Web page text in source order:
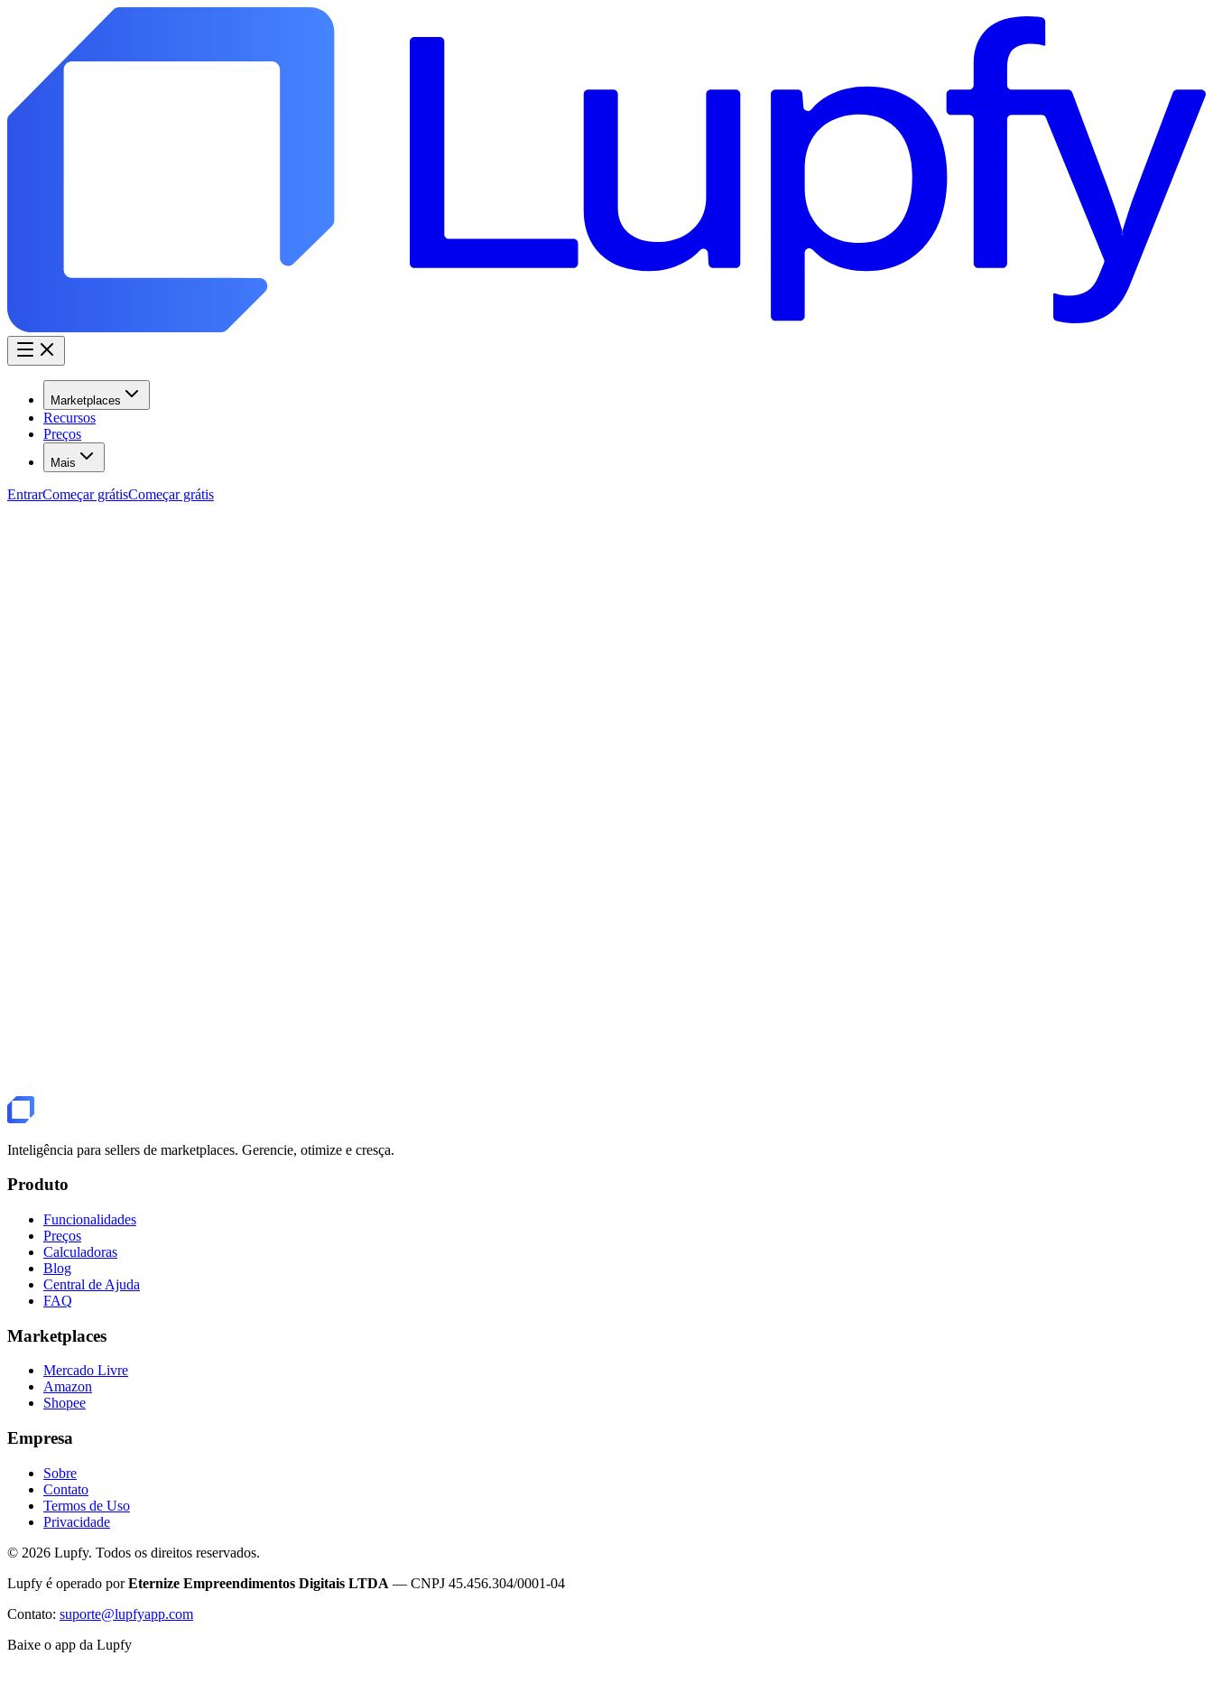
Marketplaces
Recursos
Preços
Mais
EntrarComeçar grátisComeçar grátis
Inteligência para sellers de marketplaces. Gerencie, otimize e cresça.
Produto
Funcionalidades
Preços
Calculadoras
Blog
Central de Ajuda
FAQ
Marketplaces
Mercado Livre
Amazon
Shopee
Empresa
Sobre
Contato
Termos de Uso
Privacidade
© 2026 Lupfy. Todos os direitos reservados.
Lupfy é operado porEternize Empreendimentos Digitais LTDA — CNPJ 45.456.304/0001-04
Contato: suporte@lupfyapp.com
Baixe o app da Lupfy